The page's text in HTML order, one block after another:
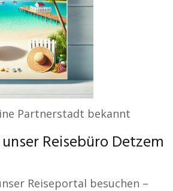
Partnerstadt bekannt
Reisebüro Detzem
Reiseportal besuchen –